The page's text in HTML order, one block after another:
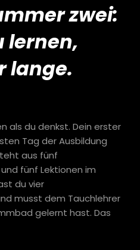
zwei:
lernen,
lange.
als du denkst. Dein erster
Tag der Ausbildung
aus fünf
fünf Lektionen im
du vier
musst dem Tauchlehrer
gelernt hast. Das